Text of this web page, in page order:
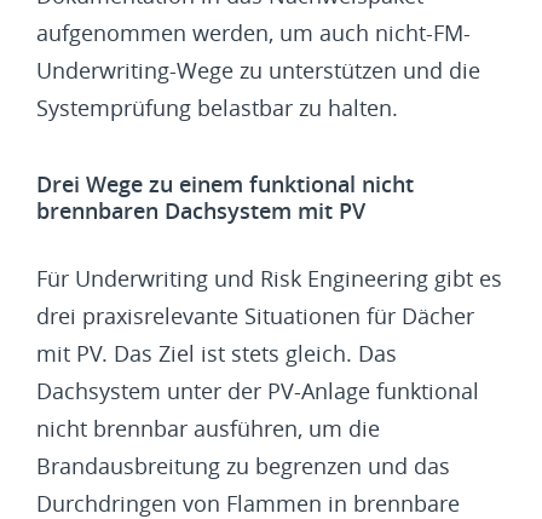
aufgenommen werden, um auch nicht-FM-
Underwriting-Wege zu unterstützen und die
Systemprüfung belastbar zu halten.
Drei Wege zu einem funktional nicht
brennbaren Dachsystem mit PV
Für Underwriting und Risk Engineering gibt es
drei praxisrelevante Situationen für Dächer
mit PV. Das Ziel ist stets gleich. Das
Dachsystem unter der PV-Anlage funktional
nicht brennbar ausführen, um die
Brandausbreitung zu begrenzen und das
Durchdringen von Flammen in brennbare